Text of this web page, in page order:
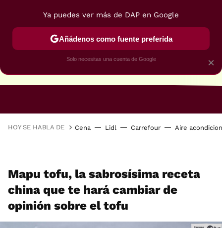
HOY SE HABLA DE Cena Lidl Carrefour Aire
Mapu tofu, la sabrosísima receta
china que te hará cambiar de
opinión sobre el tofu
×
Ya puedes ver más de DAP en Google
Añádenos como fuente preferida
Solo necesitas una cuenta de Google